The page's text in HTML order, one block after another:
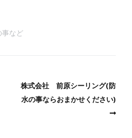
事など
株式会社 前原シーリング(防
水の事ならおまかせください)